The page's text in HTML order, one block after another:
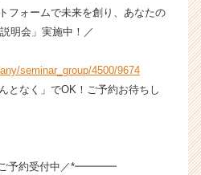
フォームで未来を創り、あなたの
明会」実施中！／
seminar_group/4500/9674
となく」でOK！ご予約お待ちし
ご予約受付中／*━━━━